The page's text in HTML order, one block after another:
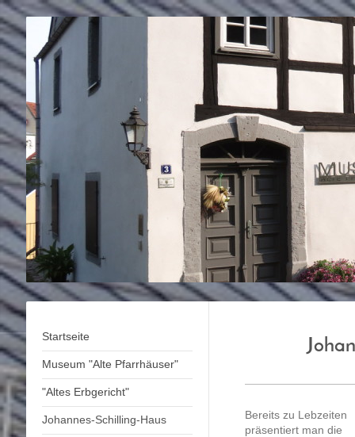
Startseite
Museum "Alte Pfarrhäuser"
"Altes Erbgericht"
Johannes-Schilling-Haus
Bereits zu Lebzeiten
präsentiert man die